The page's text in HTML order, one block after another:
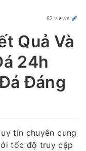
62 views
Quả Và
24h
Đáng
tín chuyên cung
tốc độ truy cập